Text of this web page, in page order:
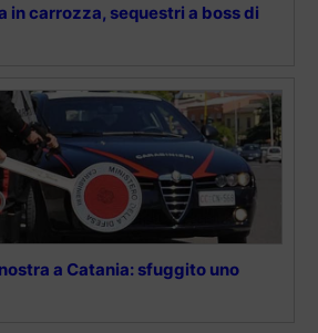
in carrozza, sequestri a boss di
a Catania: sfuggito uno